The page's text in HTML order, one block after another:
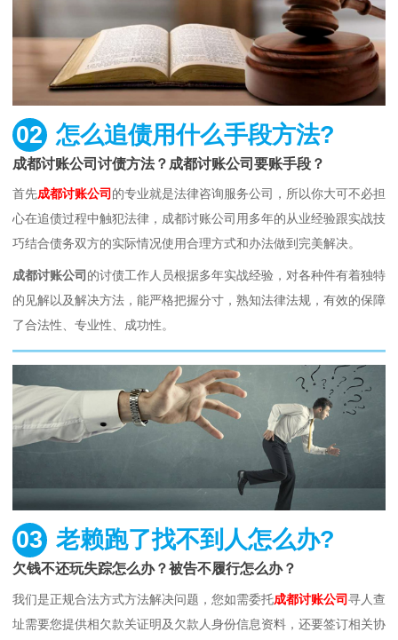
02 怎么追债用什么手段方法?
成都讨账公司讨债方法？成都讨账公司要账手段？
首先成都讨账公司 的专业就是法律咨询服务公司，所以你大可不必担
心在追债过程中触犯法律，成都讨账公司用多年的从业经验跟实战技
巧结合债务双方的实际情况使用合理方式和办法做到完美解决。
成都讨账公司 的讨债工作人员根据多年实战经验，对各种件有着独特
的见解以及解决方法，能严格把握分寸，熟知法律法规，有效的保障
了合法性、专业性、成功性。
03 老赖跑了找不到人怎么办?
欠钱不还玩失踪怎么办？被告不履行怎么办？
我们是正规合法方式方法解决问题，您如需委托成都讨账公司寻人查
址需要您提供相欠款关证明及欠款人身份信息资料，还要签订相关协